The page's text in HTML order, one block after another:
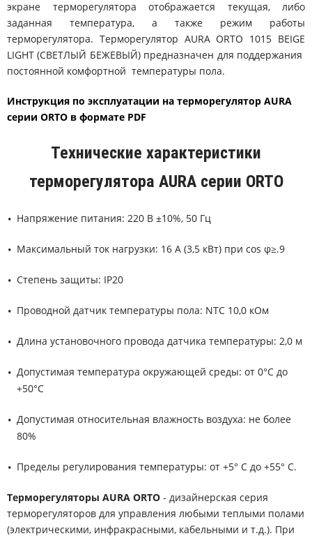
экране терморегулятора отображается текущая, либо
заданная температура, а также режим работы
терморегулятора. Терморегулятор AURA ORTO 1015 BEIGE
LIGHT (СВЕТЛЫЙ БЕЖЕВЫЙ) предназначен для поддержания
постоянной комфортной температуры пола.
Инструкция по эксплуатации на терморегулятор AURA
серии ORTO в формате PDF
Технические характеристики
терморегулятора AURA серии ORTO
Напряжение питания: 220 B ±10%, 50 Гц
Максимальный ток нагрузки: 16 А (3,5 кВт) при cos φ≥.9
Степень защиты: IP20
Проводной датчик температуры пола: NTC 10,0 кОм
Длина установочного провода датчика температуры: 2,0 м
Допустимая температура окружающей среды: от 0°С до
+50°С
Допустимая относительная влажность воздуха: не более
80%
Пределы регулирования температуры: от +5° С до +55° С.
Терморегуляторы AURA ORTO - дизайнерская серия
терморегуляторов для управления любыми теплыми полами
(электрическими, инфракрасными, кабельными и т.д.). При